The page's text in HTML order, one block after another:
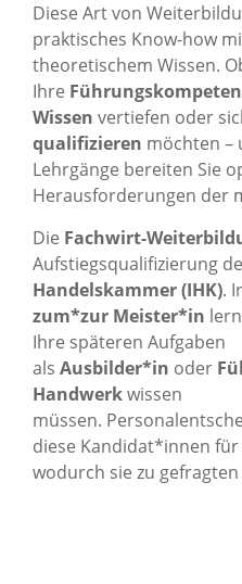
Diese Art von
praktisches Know-how
theoretischem Wissen.
Ihre
Wissen vertiefen oder
qualifizieren möchten –
Lehrgänge bereiten Sie
Herausforderungen der
Die Fachwirt-
Aufstiegsqualifizierung
Handelskammer (IHK).
zum*zur Meister*in
Ihre späteren Aufgaben
als Ausbilder*in oder
Handwerkwissen
müssen.
diese Kandidat*innen
wodurch sie zu